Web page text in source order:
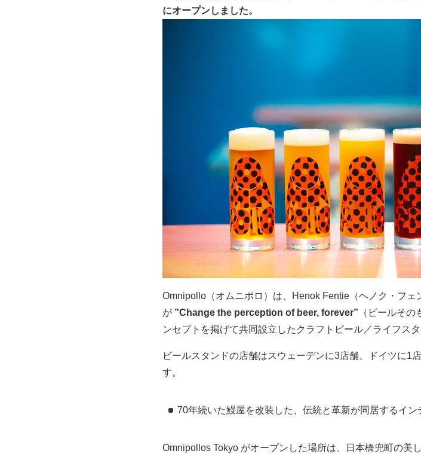
にオープンしました。
Omnipollo（オムニポロ）は、Henok Fentie（ヘノク・フェ
が ”Change the perception of beer, forever” （ビールそ
ンセプトを掲げて共同設立したクラフトビール／ライフスタ
ビールスタンドの店舗はスウェーデンに3店舗、ドイツに1店
す。
70年続いた鰻屋を改装した、伝統と革新が同居するイン
Omnipollos Tokyo がオープンした場所は、日本橋兜町の美